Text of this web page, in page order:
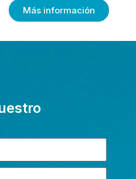
Más información